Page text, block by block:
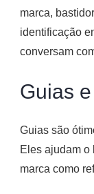
marca,
identificação
conversam
Guias
Guias são
Eles ajudam o
marca como